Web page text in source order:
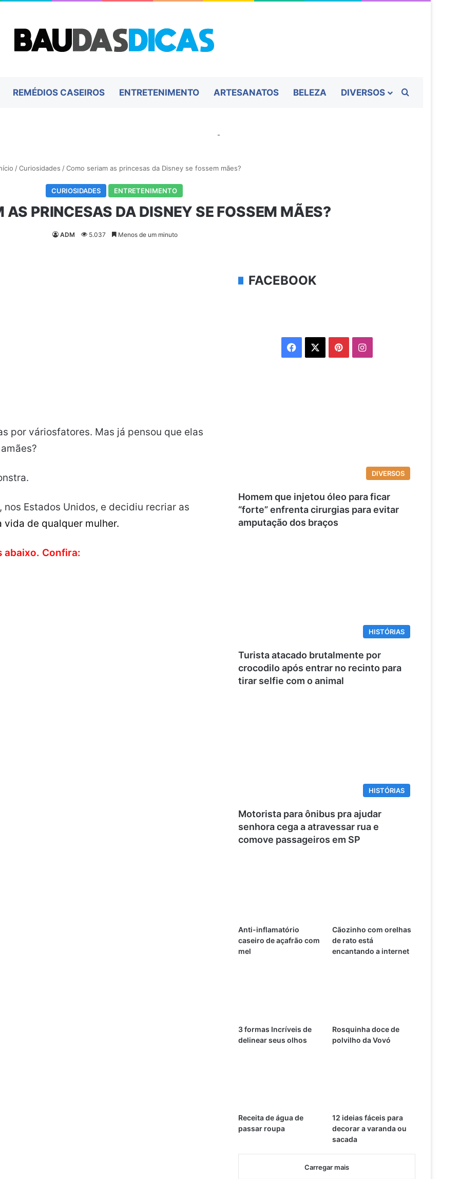
REMÉDIOS CASEIROS ENTRETENIMENTO ARTESANATOS BELEZA DIVERSOS
-
/Curiosidades /Como seriam as princesas da Disney se fossem mães?
CURIOSIDADES ENTRETENIMENTO
PRINCESAS DA DISNEY SE FOSSEM MÃES?
ADM 5.037 Menos de um minuto
por váriosfatores. Mas já pensou que elas
Estados Unidos, e decidiu recriar as
vida de qualquer mulher.
abaixo. Confira:
FACEBOOK
Facebook PinterestInstagram
DIVERSOS
Homem que injetou óleo para ficar
“forte” enfrenta cirurgias para evitar
amputação dos braços
HISTÓRIAS
Turista atacado brutalmente por
crocodilo após entrar no recinto para
tirar selfie com o animal
HISTÓRIAS
Motorista para ônibus pra ajudar
senhora cega a atravessar rua e
comove passageiros em SP
Anti-inflamatório
caseiro de açafrão com
mel
Cãozinho com orelhas
de rato está
encantando a internet
3 formas Incríveis de
delinear seus olhos
Rosquinha doce de
polvilho da Vovó
Receita de água de
passar roupa
12 ideias fáceis para
decorar a varanda ou
sacada
Carregar mais